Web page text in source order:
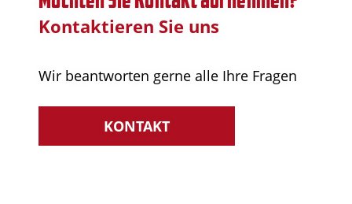
Kontaktieren Sie uns
Wir beantworten gerne alle Ihre Fragen
KONTAKT